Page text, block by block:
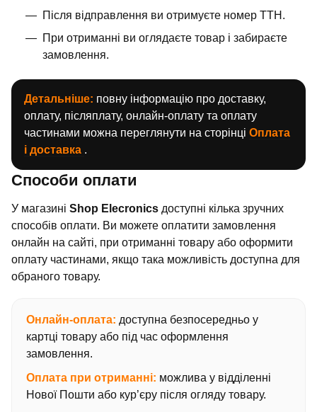
Після відправлення ви отримуєте номер ТТН.
При отриманні ви оглядаєте товар і забираєте
замовлення.
Детальніше: повну інформацію про доставку,
оплату, післяплату, онлайн-оплату та оплату
частинами можна переглянути на сторінці Оплата
і доставка .
Способи оплати
У магазині Shop Elecronics доступні кілька зручних
способів оплати. Ви можете оплатити замовлення
онлайн на сайті, при отриманні товару або оформити
оплату частинами, якщо така можливість доступна для
обраного товару.
Онлайн-оплата: доступна безпосередньо у
картці товару або під час оформлення
замовлення.
Оплата при отриманні: можлива у відділенні
Нової Пошти або кур’єру після огляду товару.